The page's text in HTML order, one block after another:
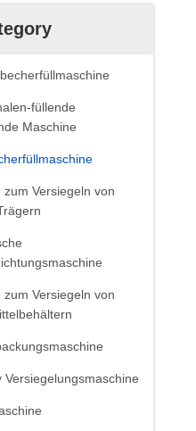
füllende
Maschine
zum Versiegeln von
zum Versiegeln von
Versiegelungsmaschine